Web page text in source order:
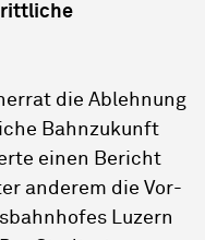
die Ablehnung
Bahnzukunft
einen Bericht
anderem die Vor-
Luzern